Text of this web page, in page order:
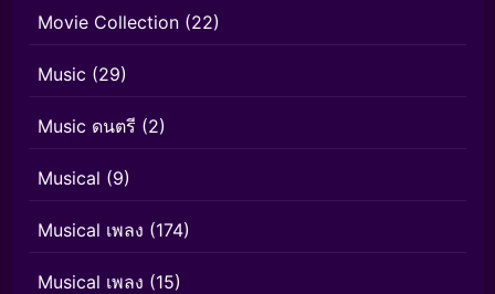
Movie Collection (22)
Music (29)
Music ดนตรี (2)
Musical (9)
Musical เพลง (174)
Musical เพลง (15)